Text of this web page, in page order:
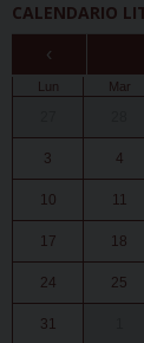
CALENDARIO
‹
Lun Mar
3 4
10 11
17 18
24 25
31